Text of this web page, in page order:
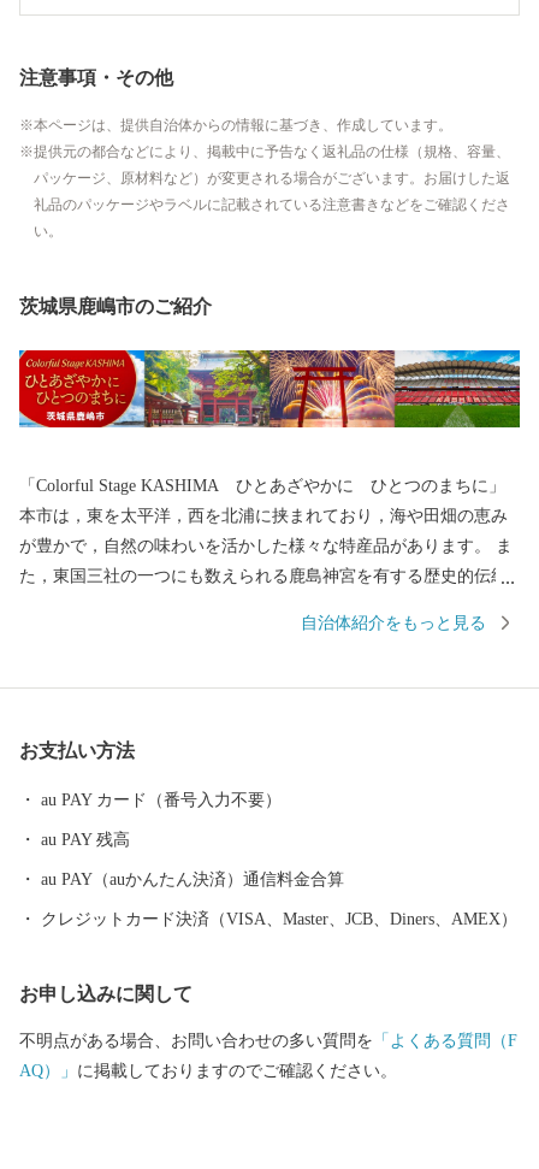
注意事項・その他
本ページは、提供自治体からの情報に基づき、作成しています。
提供元の都合などにより、掲載中に予告なく返礼品の仕様（規格、容量、
パッケージ、原材料など）が変更される場合がございます。お届けした返
礼品のパッケージやラベルに記載されている注意書きなどをご確認くださ
い。
茨城県鹿嶋市のご紹介
「Colorful Stage KASHIMA ひとあざやかに ひとつのまちに」
本市は，東を太平洋，西を北浦に挟まれており，海や田畑の恵み
が豊かで，自然の味わいを活かした様々な特産品があります。 ま
た，東国三社の一つにも数えられる鹿島神宮を有する歴史的伝統
ポーツが盛んであり，魅力と活力にあふれたまちです。 2021年に
セス≫ ・鹿嶋⇔東京間 ＪＲ鹿島線，東関東自動車道 約２
田空港からのアクセスも良好ですので，ぜひ一度お越しくださ
い！ ■□■……………………………………………………… ■ お礼の
品・証明書等に関するお問い合わせはこちらへ 鹿嶋市ふるさと納
※営業時間外のお問い合わせは、翌営業日以降にご連絡いたしま
自治体紹介をもっと見る
お支払い方法
au PAY カード（番号入力不要）
au PAY 残高
au PAY（auかんたん決済）通信料金合算
クレジットカード決済（VISA、Master、JCB、Diners、AMEX）
お申し込みに関して
不明点がある場合、お問い合わせの多い質問を 「よくある質問（F
AQ）」 に掲載しておりますのでご確認ください。